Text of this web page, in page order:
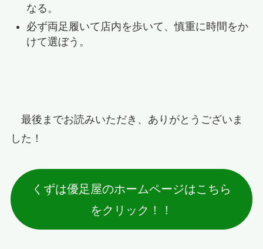
なる。
必ず両足履いて店内を歩いて、慎重に時間をか
けて選ぼう。
最後までお読みいただき、ありがとうございま
した！
くずは優足屋のホームページはこちら
をクリック！！